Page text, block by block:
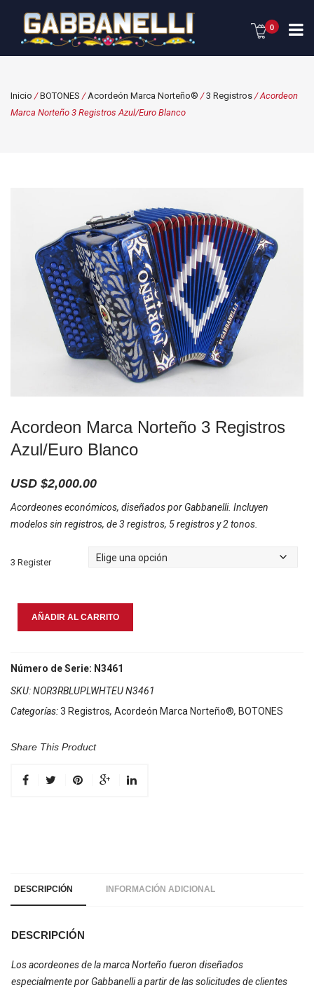
0
Inicio /BOTONES /Acordeón Marca Norteño® /3 Registros / Acordeon
Marca Norteño 3 Registros Azul/Euro Blanco
Acordeon Marca Norteño 3 Registros
Azul/Euro Blanco
USD $2,000.00
Acordeones económicos, diseñados por Gabbanelli. Incluyen
modelos sin registros, de 3 registros, 5 registros y 2 tonos.
3 Register
Acordeon
3
Azul/Euro
Blanco
AÑADIR AL CARRITO
Número de Serie: N3461
SKU:NOR3RBLUPLWHTEU N3461
Categorías:3 Registros, Acordeón Marca Norteño®, BOTONES
Share This Product
DESCRIPCIÓN INFORMACIÓN ADICIONAL
DESCRIPCIÓN
Los acordeones de la marca Norteño fueron diseñados
especialmente por Gabbanelli a partir de las solicitudes de clientes